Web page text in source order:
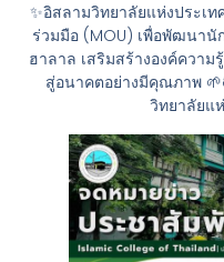
✨อิสลามวิทยาลัยแห่งประเ
ร่วมมือ (MOU) เพื่อพัฒนานั
ฮาลาล เสริมสร้างองค์ควา
สู่อนาคตอย่างมีคุณภาพ
วิทยาลัยแ